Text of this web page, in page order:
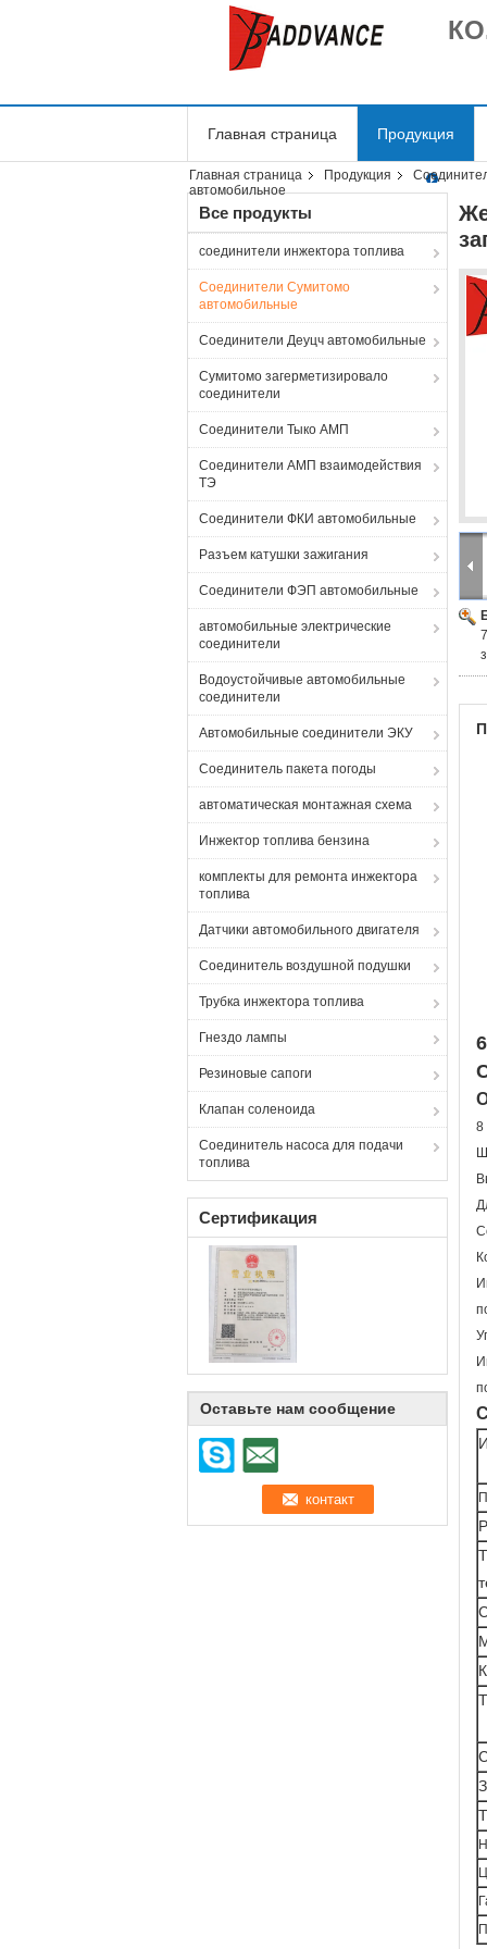
Главная страница Продукция
Главная страница Продукция
автомобильное
Все продукты
соединители инжектора топлива
Соединители Сумитомо
автомобильные
Соединители Деуцч автомобильные
Сумитомо загерметизировало
соединители
Соединители Тыко АМП
Соединители АМП взаимодействия
ТЭ
Соединители ФКИ автомобильные
Разъем катушки зажигания
Соединители ФЭП автомобильные
автомобильные электрические
соединители
Водоустойчивые автомобильные
соединители
Автомобильные соединители ЭКУ
Соединитель пакета погоды
автоматическая монтажная схема
Инжектор топлива бензина
комплекты для ремонта инжектора
топлива
Датчики автомобильного двигателя
Соединитель воздушной подушки
Трубка инжектора топлива
Гнездо лампы
Резиновые сапоги
Клапан соленоида
Соединитель насоса для подачи
топлива
Сертификация
Оставьте нам сообщение
8